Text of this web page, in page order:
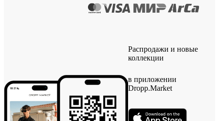
Распродажи и новые
коллекции
в приложении
Dropp.Market